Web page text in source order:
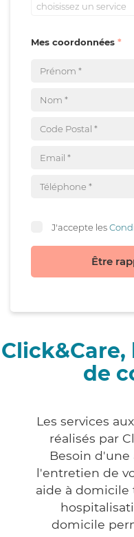
choisissez un service
Mes coordonnées
J'accepte les
Être
de
Les services
réalisés par
Besoin
l'entretien de
aide à domicile
domicile